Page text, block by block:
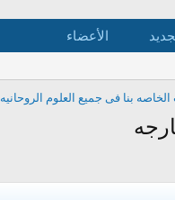
الأعضاء
بنا فى جميع العلوم الروحانيه